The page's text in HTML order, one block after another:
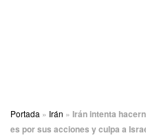
Portada » Irán » Irán intenta
es por sus acciones y culpa a